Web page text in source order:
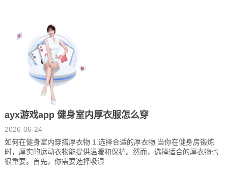
ayx游戏app 健身室内厚衣服怎么穿
2026-06-24
如何在健身室内穿搭厚衣物 1.选择合适的厚衣物 当你在健身房锻炼
时，厚实的运动衣物能提供温暖和保护。然而，选择适合的厚衣物也
很重要。首先，你需要选择吸湿